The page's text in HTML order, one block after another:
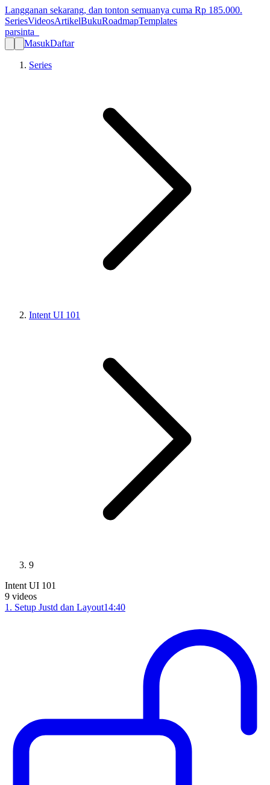
Langganan sekarang, dan tonton semuanya cuma Rp 185.000.
SeriesVideosArtikelBukuRoadmapTemplates
parsinta_
MasukDaftar
Series
Intent UI 101
9
Intent UI 101
9 videos
1 . Setup Justd dan Layout14:40